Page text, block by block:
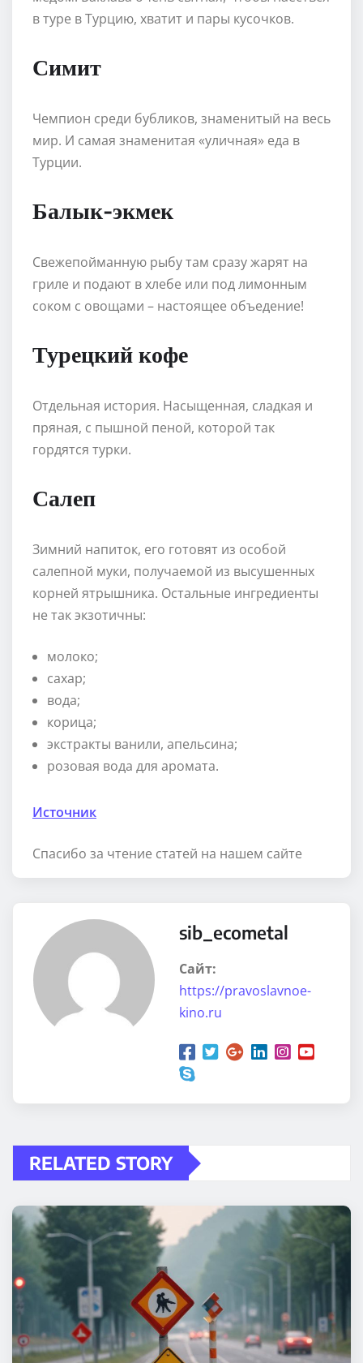
в туре в Турцию, хватит и пары кусочков.
Симит
Чемпион среди бубликов, знаменитый на весь
мир. И самая знаменитая «уличная» еда в
Турции.
Балык-экмек
Свежепойманную рыбу там сразу жарят на
гриле и подают в хлебе или под лимонным
соком с овощами – настоящее объедение!
Турецкий кофе
Отдельная история. Насыщенная, сладкая и
пряная, с пышной пеной, которой так
гордятся турки.
Салеп
Зимний напиток, его готовят из особой
салепной муки, получаемой из высушенных
корней ятрышника. Остальные ингредиенты
не так экзотичны:
молоко;
сахар;
вода;
корица;
экстракты ванили, апельсина;
розовая вода для аромата.
Источник
Спасибо за чтение статей на нашем сайте
sib_ecometal
Сайт:
https://pravoslavnoe-
kino.ru
RELATED STORY